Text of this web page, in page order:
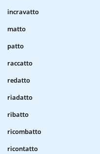
incravatto
matto
patto
raccatto
redatto
riadatto
ribatto
ricombatto
ricontatto